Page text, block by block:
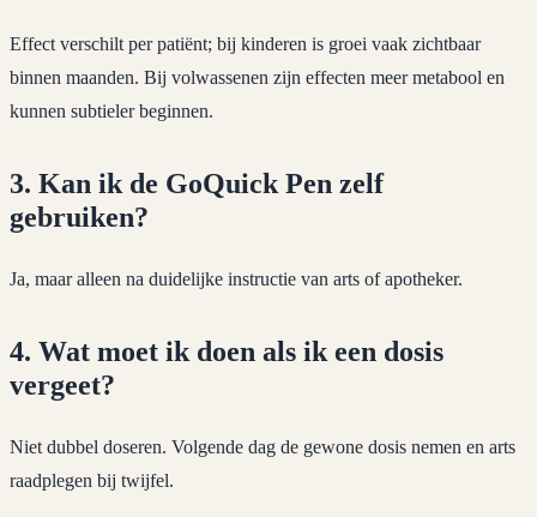
Effect verschilt per patiënt; bij kinderen is groei vaak zichtbaar
binnen maanden. Bij volwassenen zijn effecten meer metabool en
kunnen subtieler beginnen.
3. Kan ik de GoQuick Pen zelf
gebruiken?
Ja, maar alleen na duidelijke instructie van arts of apotheker.
4. Wat moet ik doen als ik een dosis
vergeet?
Niet dubbel doseren. Volgende dag de gewone dosis nemen en arts
raadplegen bij twijfel.